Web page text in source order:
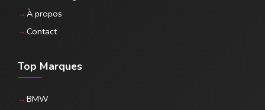
À propos
Contact
Top Marques
BMW